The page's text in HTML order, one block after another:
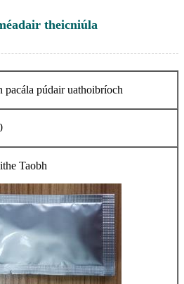
theicniúla
pacála púdair uathoibríoch
Taobh